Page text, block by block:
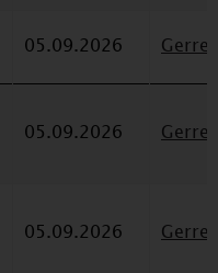
05.09.2026
05.09.2026
05.09.2026